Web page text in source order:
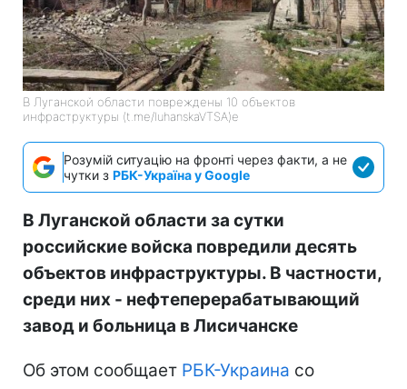
В Луганской области повреждены 10 объектов
инфраструктуры (t.me/luhanskaVTSA)e
Розумій ситуацію на фронті через факти, а не
чутки з РБК-Україна у Google
В Луганской области за сутки
российские войска повредили десять
объектов инфраструктуры. В частности,
среди них - нефтеперерабатывающий
завод и больница в Лисичанске
Об этом сообщает РБК-Украина со